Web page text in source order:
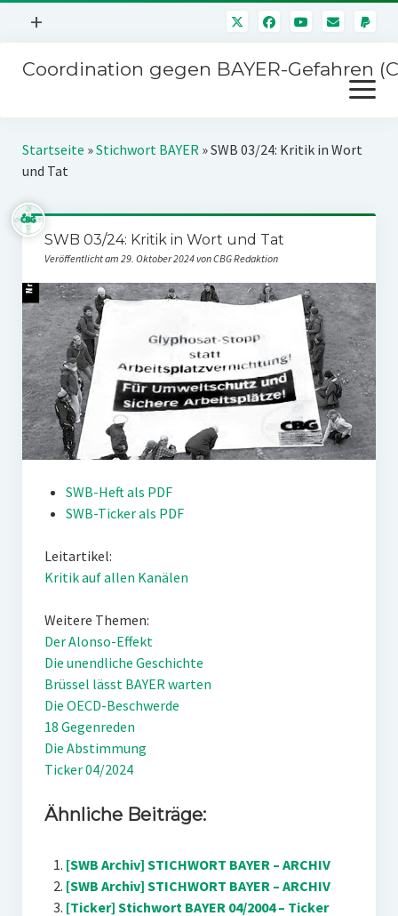
Menü
+
Mitmachen
Über uns
Kontakt
Impressum
Coordination gegen BAYER-Gefahren
Menü
öffnen
Kampagnen
Stichwort BAYER
Jahrestagung
SPENDEN
Startseite »Stichwort BAYER»SWB 03/24: Kritik in Wort
und Tat
SWB 03/24: Kritik in Wort und Tat
Veröffentlicht am 29. Oktober 2024 von CBG Redaktion
SWB-Heft als PDF
SWB-Ticker als PDF
Leitartikel:
Kritik auf allen Kanälen
Weitere Themen:
Der Alonso-Effekt
Die unendliche Geschichte
Brüssel lässt BAYER warten
Die OECD-Beschwerde
18 Gegenreden
Die Abstimmung
Ticker 04/2024
Ähnliche Beiträge:
[SWB Archiv] STICHWORT BAYER – ARCHIV
[SWB Archiv] STICHWORT BAYER – ARCHIV
[Ticker] Stichwort BAYER 04/2004 – Ticker